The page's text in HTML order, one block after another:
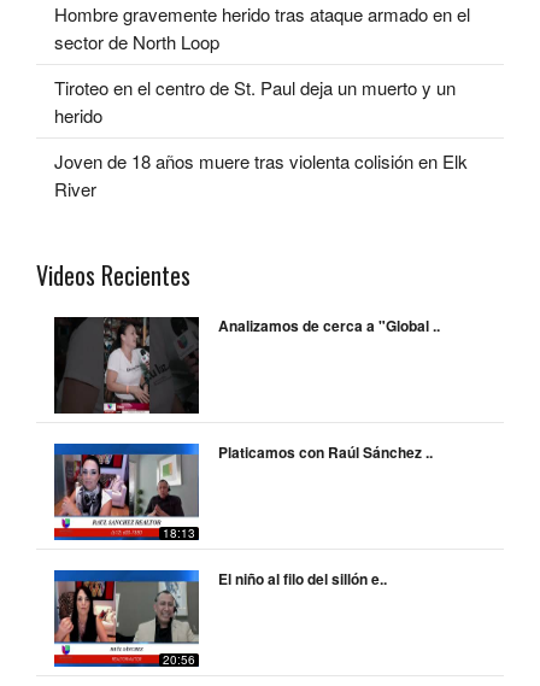
Hombre gravemente herido tras ataque armado en el
sector de North Loop
Tiroteo en el centro de St. Paul deja un muerto y un
herido
Joven de 18 años muere tras violenta colisión en Elk
River
Videos Recientes
Analizamos de cerca a "Global ..
18:13
Platicamos con Raúl Sánchez ..
20:56
El niño al filo del sillón e..